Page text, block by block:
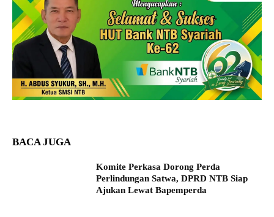
BACA JUGA
Komite Perkasa Dorong Perda
Perlindungan Satwa, DPRD NTB Siap
Ajukan Lewat Bapemperda